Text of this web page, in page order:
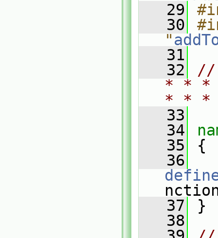
   29
   30
"
   31
   32
//
* * *
* *
   33
   34
   35
{
   36
   37
}
   38